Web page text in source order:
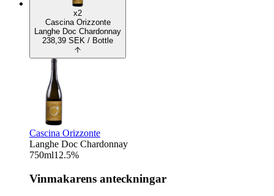
x2
Cascina Orizzonte
Langhe Doc Chardonnay
238,39 SEK / Bottle
Cascina Orizzonte
Langhe Doc Chardonnay
750ml12.5%
Vinmakarens anteckningar